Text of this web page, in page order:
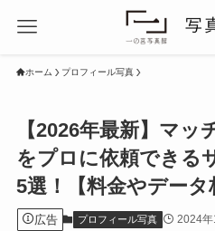
ホーム プロフィール写真
【2026年最新】マ
をプロに依頼できる
5選！【料金やデータ
広告 プロフィール写真 2024年